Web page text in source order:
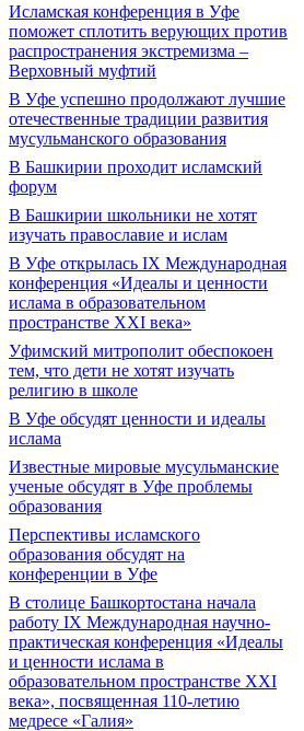
Исламская конференция в Уфе
поможет сплотить верующих против
распространения экстремизма –
Верховный муфтий
В Уфе успешно продолжают лучшие
отечественные традиции развития
мусульманского образования
В Башкирии проходит исламский
форум
В Башкирии школьники не хотят
изучать православие и ислам
В Уфе открылась IX Международная
конференция «Идеалы и ценности
ислама в образовательном
пространстве XXI века»
Уфимский митрополит обеспокоен
тем, что дети не хотят изучать
религию в школе
В Уфе обсудят ценности и идеалы
ислама
Известные мировые мусульманские
ученые обсудят в Уфе проблемы
образования
Перспективы исламского
образования обсудят на
конференции в Уфе
В столице Башкортостана начала
работу IX Международная научно-
практическая конференция «Идеалы
и ценности ислама в
образовательном пространстве XXI
века», посвященная 110-летию
медресе «Галия»